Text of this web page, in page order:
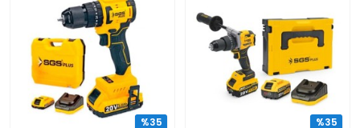
%35 %35